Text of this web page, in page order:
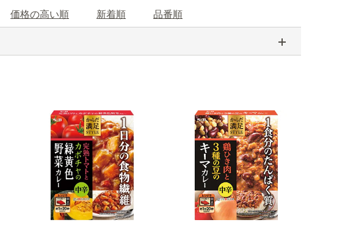
価格の高い順 新着順 品番順